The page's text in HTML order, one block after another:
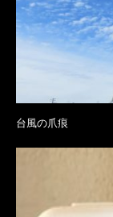
台風の爪痕